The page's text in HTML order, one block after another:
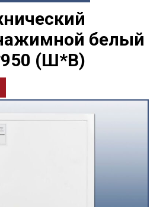
белый
(Ш*В)